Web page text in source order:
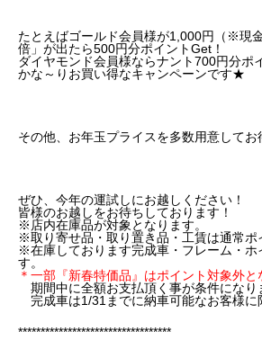
たとえばゴールド会員様が1,000円（※現
倍」が出たら500円分ポイントGet！
ダイヤモンド会員様ならナント700円分ポ
かな～りお買い得なキャンペーンです★
その他、お年玉プライスを多数用意してお
ぜひ、今年の運試しにお越しください！
皆様のお越しをお待ちしております！
※店内在庫品が対象となります。
※取り寄せ品・取り置き品・工賃は通常ポ
※在庫しております完成車・フレーム・ホ
す。
＊一部『新春特価品』はポイント対象外と
期間中に全額お支払頂く事が条件になり
完成車は1/31までに納車可能なお客様に
**********************************